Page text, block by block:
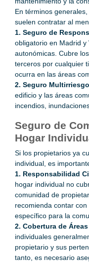
En términos
suelen contratar al
1. Seguro de
obligatorio en Madrid y
autonómicas. Cubre
terceros por cualquier
ocurra en las áreas
2. Seguro
edificio y las áreas
incendios,
Seguro de
Hogar
Si los propietarios ya
individual, es
1. Responsabilidad
hogar individual no
comunidad de
recomienda contar
específico para la
2. Cobertura de
individuales
propietario y sus
tanto, es necesario